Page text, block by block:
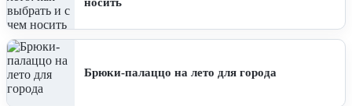
Брюки-палаццо на лето для города